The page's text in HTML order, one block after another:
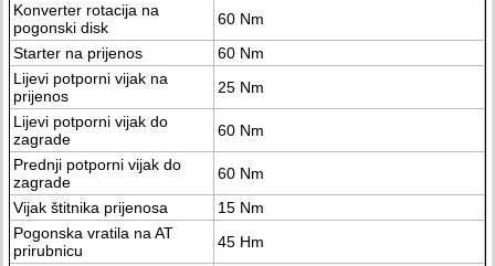
Konverter rotacija na
pogonski disk
60 Nm
Starter na prijenos
60 Nm
Lijevi potporni vijak na
prijenos
25 Nm
Lijevi potporni vijak do
zagrade
60 Nm
Prednji potporni vijak do
zagrade
60 Nm
Vijak štitnika prijenosa
15 Nm
Pogonska vratila na AT
prirubnicu
45 Hm